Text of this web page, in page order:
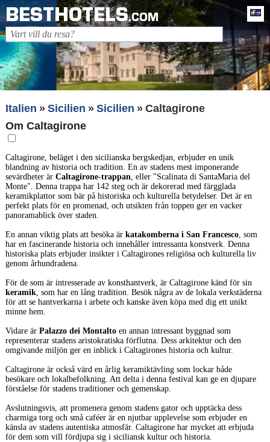
BESTHOTELS.COM
Italien Sicilien Sicilien
Caltagirone
Om Caltagirone
Caltagirone, beläget i den sicilianska bergskedjan, erbjuder en unik
blandning av historia och tradition. En av stadens mest imponerande
sevärdheter är Caltagirone-trappan, eller "Scalinata di SantaMaria del
Monte". Denna trappa har 142 steg och är dekorerad med färgglada
keramikplattor som bär på historiska och kulturella betydelser. Det är en
perfekt plats för en promenad, och utsikten från toppen ger en vacker
panoramablick över staden.
En annan viktig plats att besöka är katakomberna i San Francesco, som
har en fascinerande historia och innehåller intressanta konstverk. Denna
historiska plats erbjuder insikter i Caltagirones religiösa och kulturella liv
genom århundradena.
För de som är intresserade av konsthantverk, är Caltagirone känd för sin
keramik, som har en lång tradition. Besök några av de lokala verkstäderna
för att se hantverkarna i arbete och kanske även köpa med dig ett unikt
minne hem.
Vidare är Palazzo dei Montaltoen annan intressant byggnad som
representerar stadens aristokratiska förflutna. Dess arkitektur och den
omgivande miljön ger en inblick i Caltagirones historia och kultur.
Caltagirone är också värd en årlig keramiktävling som lockar både
besökare och lokalbefolkning. Att delta i denna festival kan ge en djupare
förståelse för stadens traditioner och gemenskap.
Avslutningsvis, att promenera genom stadens gator och upptäcka dess
charmiga torg och små caféer är en njutbar upplevelse som erbjuder en
känsla av stadens autentiska atmosfär. Caltagirone har mycket att erbjuda
för dem som vill fördjupa sig i siciliansk kultur och historia.